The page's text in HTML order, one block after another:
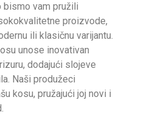
bismo vam pružili
proizvode,
ili klasičnu varijantu.
unose inovativan
dodajući slojeve
Naši produžeci
kosu, pružajući joj novi i